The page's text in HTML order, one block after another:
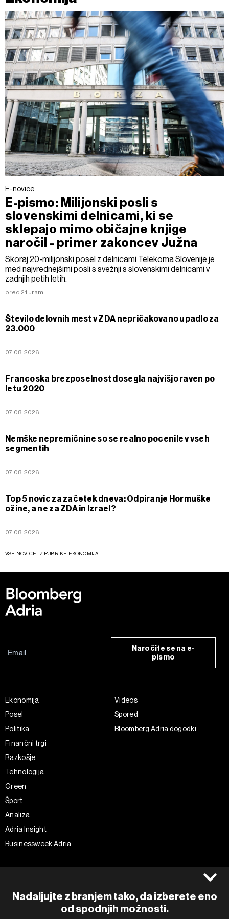
E-novice
E-pismo: Milijonski posli s
slovenskimi delnicami, ki se
sklepajo mimo običajne knjige
naročil - primer zakoncev Južna
Skoraj 20-milijonski posel z delnicami Telekoma Slovenije je
med najvrednejšimi posli s svežnji s slovenskimi delnicami v
zadnjih petih letih.
pred 21 urami
Število delovnih mest v ZDA nepričakovano upadlo za
23.000
07.08.2026
Francoska brezposelnost dosegla najvišjo raven po
letu 2020
07.08.2026
Nemške nepremičnine so se realno pocenile v vseh
segmentih
07.08.2026
Top 5 novic za začetek dneva: Odpiranje Hormuške
ožine, a ne za ZDA in Izrael?
07.08.2026
VSE NOVICE IZ RUBRIKE EKONOMIJA
Nadaljujte z branjem tako, da izberete eno
od spodnjih možnosti.
Naročite se na e-
pismo
Ekonomija
Posel
Politika
Finančni trgi
Razkošje
Tehnologija
Green
Šport
Analiza
Adria Insight
Businessweek Adria
Videos
Spored
Bloomberg Adria dogodki
Piškotki
Instagram